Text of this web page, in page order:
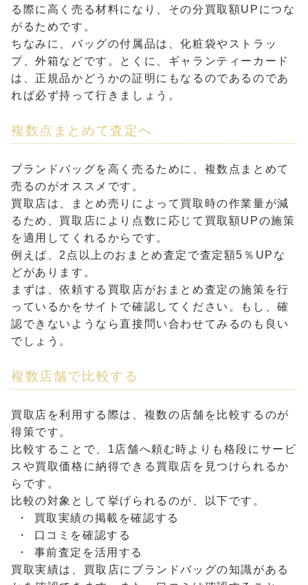
る際に高く売る材料になり、その分買取額UPにつな
がるためです。
ちなみに、バッグの付属品は、化粧袋やストラッ
プ、外箱などです。とくに、ギャランティーカード
は、正規品かどうかの証明にもなるのであるのであ
れば必ず持って行きましょう。
複数点まとめて査定へ
ブランドバッグを高く売るために、複数点まとめて
売るのがオススメです。
買取店は、まとめ売りによって買取時の作業量が減
るため、買取店により点数に応じて買取額UPの施策
を適用してくれるからです。
例えば、2点以上のおまとめ査定で査定額5％UPな
どがあります。
まずは、依頼する買取店がおまとめ査定の施策を行
っているかをサイトで確認してください。もし、確
認できないようなら直接問い合わせてみるのも良い
でしょう。
複数店舗で比較する
買取店を利用する際は、複数の店舗を比較するのが
得策です。
比較することで、1店舗へ頼む時よりも格段にサービ
スや買取価格に納得できる買取店を見つけられるか
らです。
比較の対象として挙げられるのが、以下です。
買取実績の掲載を確認する
口コミを確認する
事前査定を活用する
買取実績は、買取店にブランドバッグの知識がある